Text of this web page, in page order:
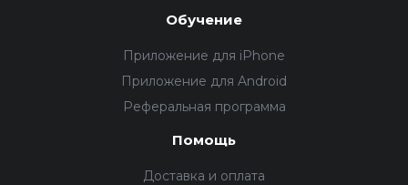
Обучение
Приложение для iPhone
Приложение для Android
Реферальная программа
Помощь
Доставка и оплата